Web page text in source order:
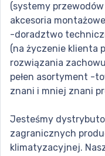
(systemy
akcesoria
-doradztwo
(na życzenie klienta
rozwiązania
pełen asortyment -
znani i mniej znani
Jesteśmy
zagranicznych
klimatyzacyjnej.